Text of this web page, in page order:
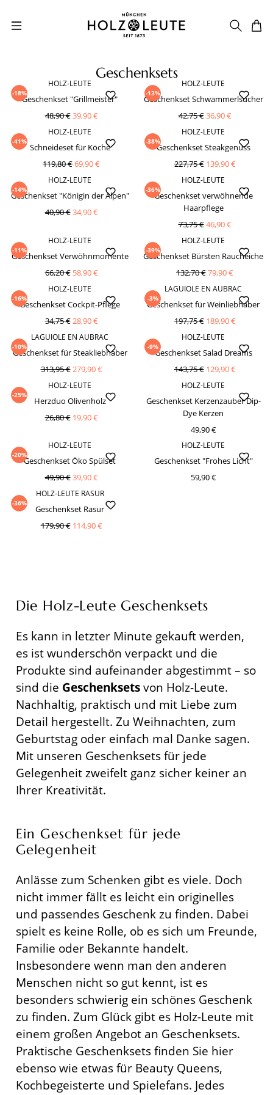
Zum Hauptinhalt springen
Geschenksets
-18%
HOLZ-LEUTE
Geschenkset "Grillmeister"
48,90 €39,90 €
-13%
HOLZ-LEUTE
Geschenkset Schwammerlsucher
42,75 €36,90 €
-41%
HOLZ-LEUTE
Schneideset für Köche
119,80 €69,90 €
-38%
HOLZ-LEUTE
Geschenkset Steakgenuss
227,75 € 139,90 €
-14%
HOLZ-LEUTE
Geschenkset "Königin der Alpen"
40,90 €34,90 €
-36%
HOLZ-LEUTE
Geschenkset verwöhnende
Haarpflege
73,75 €46,90 €
-11%
HOLZ-LEUTE
Geschenkset Verwöhnmomente
66,20 € 58,90 €
-39%
HOLZ-LEUTE
Geschenkset Bürsten Raucheiche
132,70 €79,90 €
-16%
HOLZ-LEUTE
Geschenkset Cockpit-Pflege
34,75 €28,90 €
-3%
LAGUIOLE EN AUBRAC
Geschenkset für Weinliebhaber
197,75 € 189,90 €
-10%
LAGUIOLE EN AUBRAC
Geschenkset für Steakliebhaber
313,95 €279,90 €
-9%
HOLZ-LEUTE
Geschenkset Salad Dreams
143,75 € 129,90 €
-25%
HOLZ-LEUTE
Herzduo Olivenholz
26,80 € 19,90 €
HOLZ-LEUTE
Geschenkset Kerzenzauber Dip-
Dye Kerzen
49,90 €
-20%
HOLZ-LEUTE
Geschenkset Öko Spülset
49,90 €39,90 €
HOLZ-LEUTE
Geschenkset "Frohes Licht"
59,90 €
-36%
HOLZ-LEUTE RASUR
Geschenkset Rasur
179,90 € 114,90 €
Die Holz-Leute Geschenksets
Es kann in letzter Minute gekauft werden,
es ist wunderschön verpackt und die
Produkte sind aufeinander abgestimmt – so
sind die Geschenksetsvon Holz-Leute.
Nachhaltig, praktisch und mit Liebe zum
Detail hergestellt. Zu Weihnachten, zum
Geburtstag oder einfach mal Danke sagen.
Mit unseren Geschenksets für jede
Gelegenheit zweifelt ganz sicher keiner an
Ihrer Kreativität.
Ein Geschenkset für jede
Gelegenheit
Anlässe zum Schenken gibt es viele. Doch
nicht immer fällt es leicht ein originelles
und passendes Geschenk zu finden. Dabei
spielt es keine Rolle, ob es sich um Freunde,
Familie oder Bekannte handelt.
Insbesondere wenn man den anderen
Menschen nicht so gut kennt, ist es
besonders schwierig ein schönes Geschenk
zu finden. Zum Glück gibt es Holz-Leute mit
einem großen Angebot an Geschenksets.
Praktische Geschenksets finden Sie hier
ebenso wie etwas für Beauty Queens,
Kochbegeisterte und Spielefans. Jedes